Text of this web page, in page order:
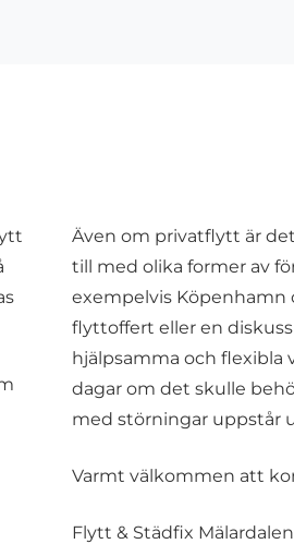
Även om privatflytt är
till med olika former av
exempelvis Köpenhamn
flyttoffert eller en
hjälpsamma och flexibla
dagar om det skulle
med störningar uppstår
Varmt välkommen att
Flytt & Städfix